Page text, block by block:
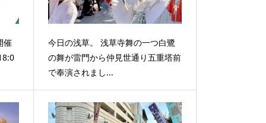
催
今日の浅草。 浅草寺舞の一つ白鷺
の舞が雷門から仲見世通り五重塔前
で奉演されまし...